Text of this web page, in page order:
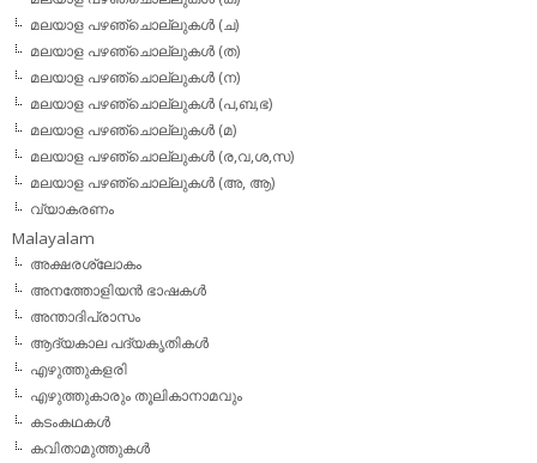
മലയാള പഴഞ്ചൊല്ലുകള്‍ (ച)
മലയാള പഴഞ്ചൊല്ലുകള്‍ (ത)
മലയാള പഴഞ്ചൊല്ലുകള്‍ (ന)
മലയാള പഴഞ്ചൊല്ലുകള്‍ (പ,ബ,ഭ)
മലയാള പഴഞ്ചൊല്ലുകള്‍ (മ)
മലയാള പഴഞ്ചൊല്ലുകള്‍ (ര,വ,ശ,സ)
മലയാള പഴഞ്ചൊല്ലുകൾ (അ, ആ)
വ്യാകരണം
Malayalam
അക്ഷരശ്ലോകം
അനത്തോളിയന്‍ ഭാഷകള്‍
അന്താദിപ്രാസം
ആദ്യകാല പദ്യകൃതികള്‍
എഴുത്തുകളരി
എഴുത്തുകാരും തൂലികാനാമവും
കടംകഥകള്‍
കവിതാമുത്തുകള്‍